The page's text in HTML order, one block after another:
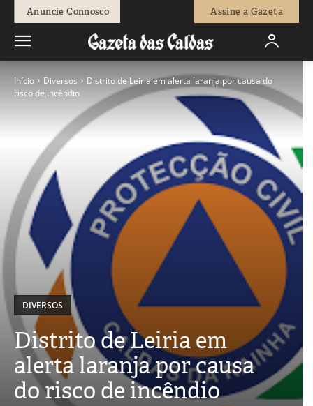
Anuncie Connosco Assine a Gazeta
Início Diversos
Distrito de Leiria em alerta laranja por causa do
risco de incêndio
DIVERSOS
Distrito de Leiria em
alerta laranja por causa
do risco de incêndio